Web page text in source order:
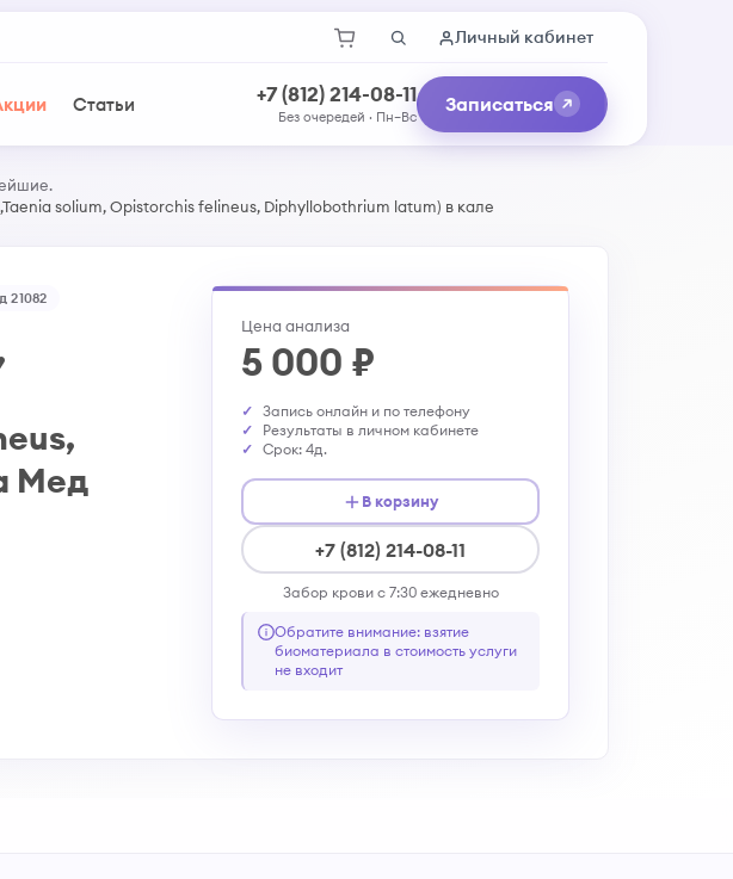
Личный кабинет
Статьи +7 (812) 214-08-11
Без очередей · Пн–Вс
Записаться
solium, Opistorchis felineus, Diphyllobothrium latum) в кале
21082
Мед
Цена анализа
5 000 ₽
Запись онлайн и по телефону
Результаты в личном кабинете
Срок: 4д.
В корзину
+7 (812) 214-08-11
Забор крови с 7:30 ежедневно
Обратите внимание: взятие
биоматериала в стоимость услуги
не входит